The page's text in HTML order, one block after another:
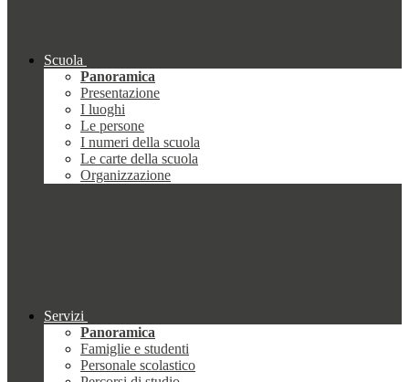
Scuola
Panoramica
Presentazione
I luoghi
Le persone
I numeri della scuola
Le carte della scuola
Organizzazione
Servizi
Panoramica
Famiglie e studenti
Personale scolastico